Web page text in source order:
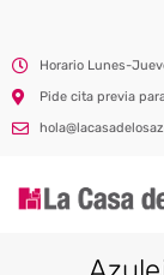
Horario Lunes-
Pide cita previa